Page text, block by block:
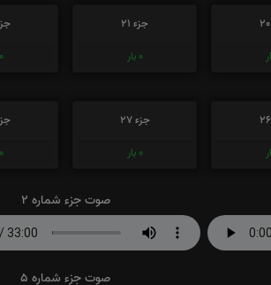
جزء 21
0 بار
0
جزء 27
0 بار
0
صوت جزء شماره 2
صوت جزء شماره 5